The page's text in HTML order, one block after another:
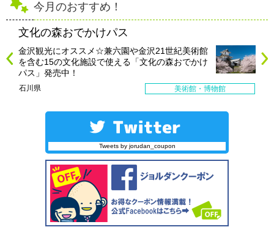
今月のおすすめ！
文化の森おでかけパス
金沢観光にオススメ☆兼六園や金沢21世紀美術館
を含む15の文化施設で使える「文化の森おでかけ
パス」発売中！
石川県 美術館・博物館
Tweets by jorudan_coupon